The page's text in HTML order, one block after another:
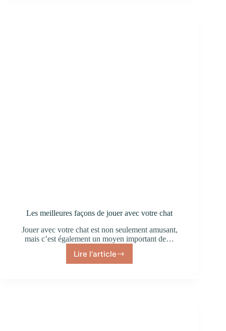
Les meilleures façons de jouer avec votre chat
Jouer avec votre chat est non seulement amusant,
mais c’est également un moyen important de…
Lire l'article